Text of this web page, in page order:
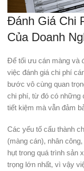
Đánh Giá Chi
Của Doanh
Để tối ưu cán màng và
việc đánh giá chi phí
bước vô cùng quan
chi phí, từ đó có những
tiết kiệm mà vẫn đảm
Các yếu tố cấu thành
(màng cán), nhân
hụt trong quá trình sản
trọng lớn nhất, vì vậy